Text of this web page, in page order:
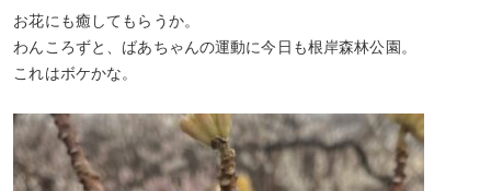
お花にも癒してもらうか。
わんころずと、ばあちゃんの運動に今日も根岸森林公園。
これはボケかな。